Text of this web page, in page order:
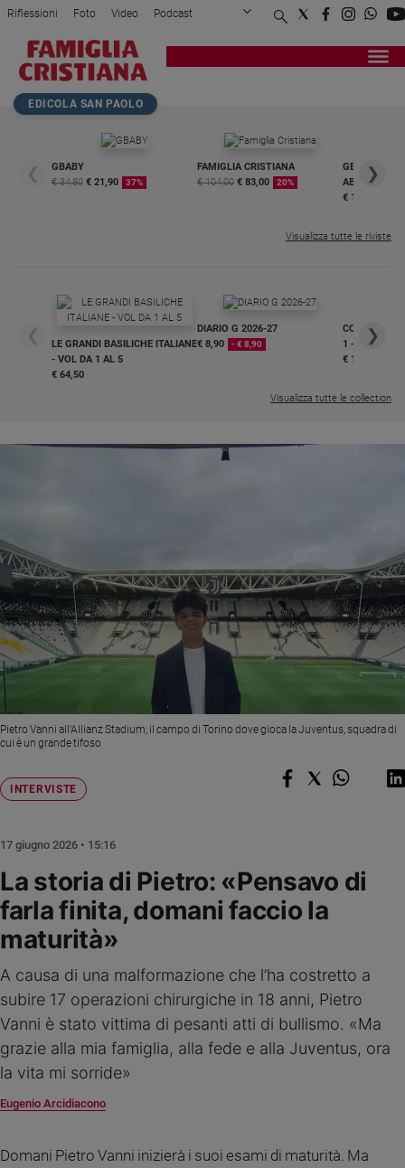
Attualità
Italia
Cronaca
Mondo
Economia
Interviste
Papa
Devozione
e
Parola
del
giorno
e
valori
e
Volontariato
Diritti
Aziende
di
Caso
settimana
Migranti
Diversità
inclusione
Riflessioni Foto Video Podcast
Privacy Policy Chi siamo
Registrati Redazione
Home page>Attualità>Interviste
EDICOLA SAN PAOLO
❮
GBABY
€ 34,80 € 21,90 37%
FAMIGLIA CRISTIANA
€ 104,00 € 83,00 20%
GBABY
€ 16,99
❯
Visualizza tutte le riviste
❮
LE GRANDI BASILICHE ITALIANE
- VOL DA 1 AL 5
€ 64,50
DIARIO G 2026-27
€ 8,90
- € 8,90
COLLANA
1 - 2
€ 18,50
❯
Visualizza tutte le collection
INTERVISTE
La storia di Pietro: «Pensavo di
farla finita, domani faccio la
maturità»
Pietro Vanni all'Allianz Stadium, il campo di Torino dove gioca la Juventus, squadra di
cui è un grande tifoso
A causa di una malformazione che l’ha costretto a
subire 17 operazioni chirurgiche in 18 anni, Pietro
Vanni è stato vittima di pesanti atti di bullismo. «Ma
grazie alla mia famiglia, alla fede e alla Juventus, ora
la vita mi sorride»
Eugenio Arcidiacono
17 giugno 2026 • 15:16
Domani Pietro Vanni inizierà i suoi esami di maturità. Ma